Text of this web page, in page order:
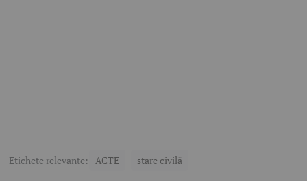
Etichete relevante: ACTE stare civilă